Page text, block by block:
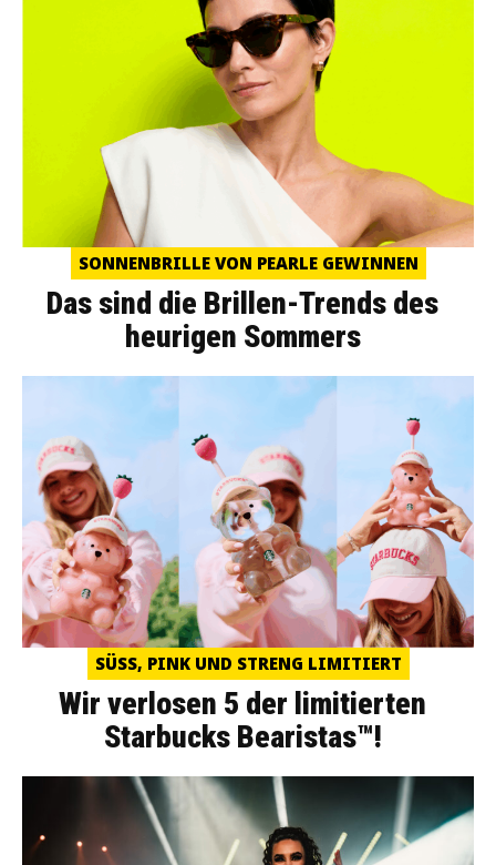
SONNENBRILLE VON PEARLE GEWINNEN
Das sind die Brillen-Trends des
heurigen Sommers
SÜSS, PINK UND STRENG LIMITIERT
Wir verlosen 5 der limitierten
Starbucks Bearistas™!